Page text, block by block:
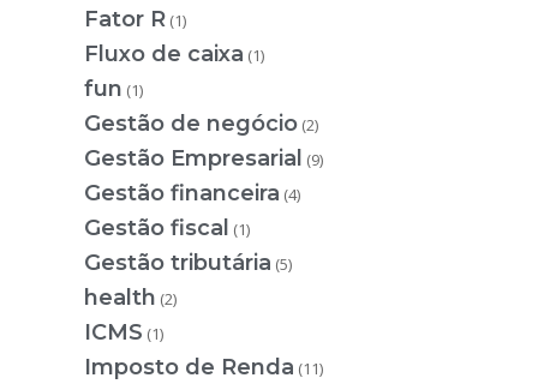
Fator R (1)
Fluxo de caixa (1)
fun (1)
Gestão de negócio (2)
Gestão Empresarial (9)
Gestão financeira (4)
Gestão fiscal (1)
Gestão tributária (5)
health (2)
ICMS (1)
Imposto de Renda (11)